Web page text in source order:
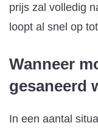
prijs zal volledig
loopt al snel op
Wanneer
gesaneerd
In een aantal